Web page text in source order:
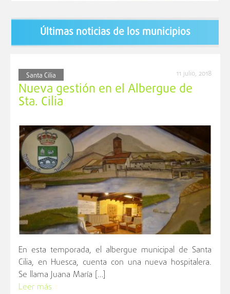
Últimas noticias de los municipios
Santa Cilia 11 julio, 2018
Nueva gestión en el Albergue de
Sta. Cilia
En esta temporada, el albergue municipal de Santa
Cilia, en Huesca, cuenta con una nueva hospitalera.
Se llama Juana María […]
Leer más